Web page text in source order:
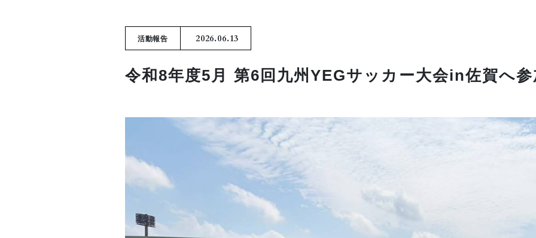
活動報告 2026.06.13
令和8年度5月 第6回九州YEGサッカー大会in佐賀へ